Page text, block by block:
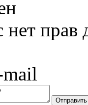
прав